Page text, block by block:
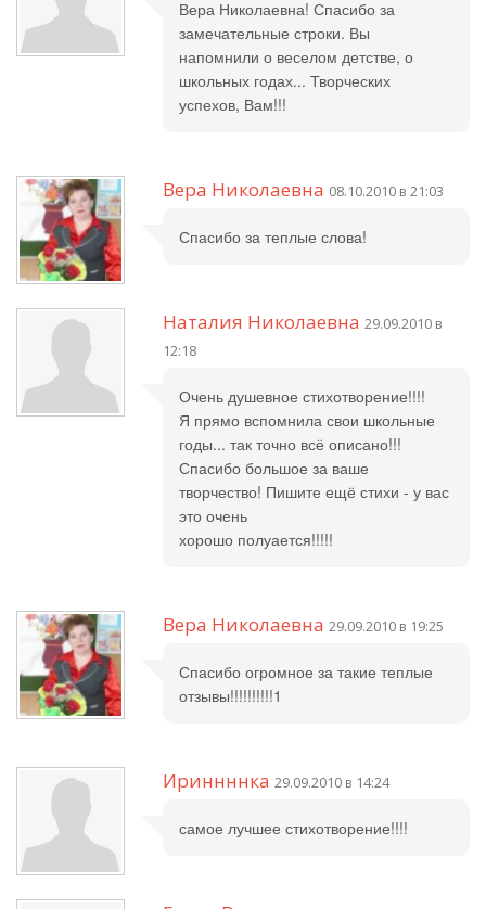
Вера Николаевна! Спасибо за
замечательные строки. Вы
напомнили о веселом детстве, о
школьных годах... Творческих
успехов, Вам!!!
Вера Николаевна 08.10.2010 в 21:03
Спасибо за теплые слова!
Наталия Николаевна 29.09.2010 в
12:18
Очень душевное стихотворение!!!!
Я прямо вспомнила свои школьные
годы... так точно всё описано!!!
Спасибо большое за ваше
творчество! Пишите ещё стихи - у вас
это очень
хорошо полуается!!!!!
Вера Николаевна 29.09.2010 в 19:25
Спасибо огромное за такие теплые
отзывы!!!!!!!!!!1
Ириннннка 29.09.2010 в 14:24
самое лучшее стихотворение!!!!